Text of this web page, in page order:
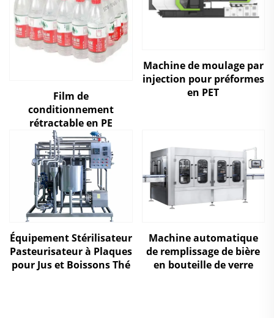
Film de
conditionnement
rétractable en PE
Machine de moulage par
injection pour préformes
en PET
Équipement Stérilisateur
Pasteurisateur à Plaques
pour Jus et Boissons Thé
Machine automatique
de remplissage de bière
en bouteille de verre